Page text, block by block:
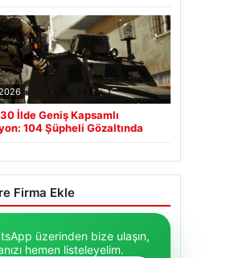
30 İlde Geniş Kapsamlı
104 Şüpheli Gözaltında
Firma Ekle
üzerinden bize ulaşın,
hemen listeleyelim.